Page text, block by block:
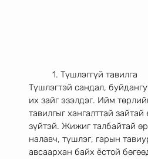
	1. Түшлэггүй тавилга
Түшлэгтэй сандал,
их зайг эзэлдэг. Ийм
тавилгыг хангалттай
зүйтэй. Жижиг талбайтай
налавч, түшлэг, гарын
авсаархан байх ёстой